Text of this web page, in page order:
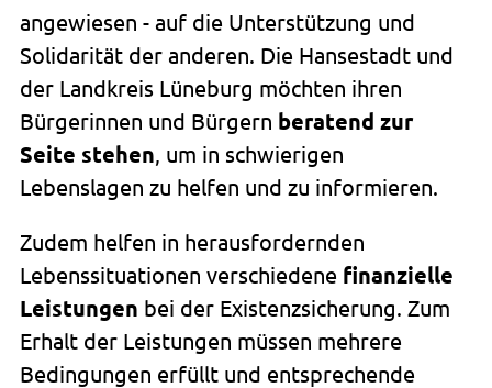
angewiesen - auf die Unterstützung und
Solidarität der anderen. Die Hansestadt und
der Landkreis Lüneburg möchten ihren
Bürgerinnen und Bürgern beratend zur
Seite stehen , um in schwierigen
Lebenslagen zu helfen und zu informieren.
Zudem helfen in herausfordernden
Lebenssituationen verschiedene finanzielle
Leistungen bei der Existenz­sicherung. Zum
Erhalt der Leistungen müssen mehrere
Bedingungen erfüllt und entsprechende